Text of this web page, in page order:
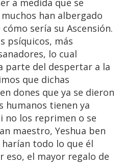
a medida que se
han albergado
sería su Ascensión.
psíquicos, más
lo cual
parte del despertar a la
que dichas
dones que ya se dieron
humanos tienen ya
no los reprimen o se
maestro, Yeshua ben
harían todo lo que él
eso, el mayor regalo de